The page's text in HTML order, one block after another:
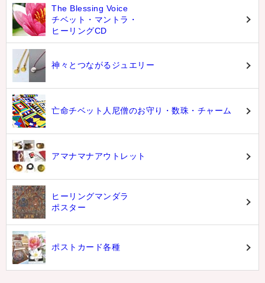
The Blessing Voice
チベット・マントラ・
ヒーリングCD
神々とつながるジュエリー
亡命チベット人尼僧のお守り・数珠・チャーム
アマナマナアウトレット
ヒーリングマンダラ
ポスター
ポストカード各種